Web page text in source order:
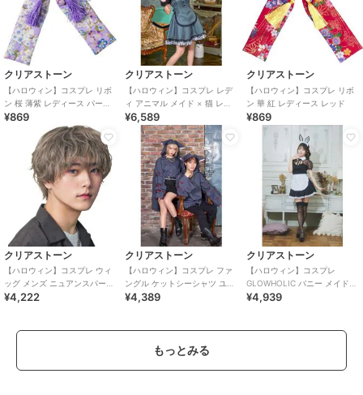
クリアストーン
【ハロウィン】コスプレ リボ
ン 桜 薄紫 レディース パープ
ル
¥869
クリアストーン
【ハロウィン】コスプレ レデ
ィ アニマル メイド × 猫 レデ
ィース グレー
¥6,589
クリアストーン
【ハロウィン】コスプレ リボ
ン 華 紅 レディース レッド
¥869
クリアストーン
【ハロウィン】コスプレ ウィ
ッグ メンズ ニュアンスパーマ
アッシュ ベージュ
¥4,222
クリアストーン
【ハロウィン】コスプレ ファ
ングル ケットシーシャツ ユニ
セックス グレー ハロウィーン
¥4,389
クリアストーン
【ハロウィン】コスプレ
GLOWHOLIC バニー メイド
レディース ブラック
¥4,939
もっとみる